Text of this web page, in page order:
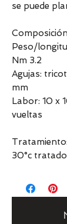
se puede
Peso/
Nm 3.2
Agujas:
mm
Labor: 10 x
vueltas
30°c